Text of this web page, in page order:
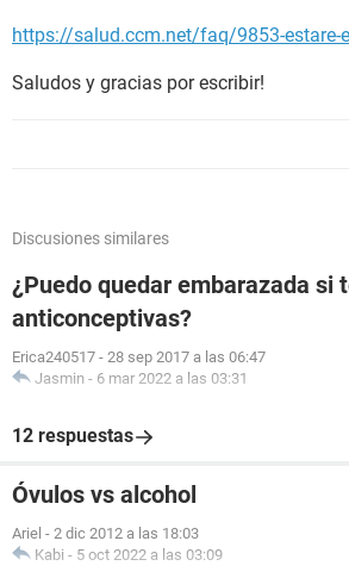
https://salud.ccm.net/faq/9853-estare-
Saludos y gracias por escribir!
Discusiones similares
¿Puedo quedar embarazada si
anticonceptivas?
Erica240517 - 28 sep 2017 a las 06:47
Jasmin - 6 mar 2022 a las 03:31
12 respuestas
Óvulos vs alcohol
Ariel - 2 dic 2012 a las 18:03
Kabi - 5 oct 2022 a las 03:09